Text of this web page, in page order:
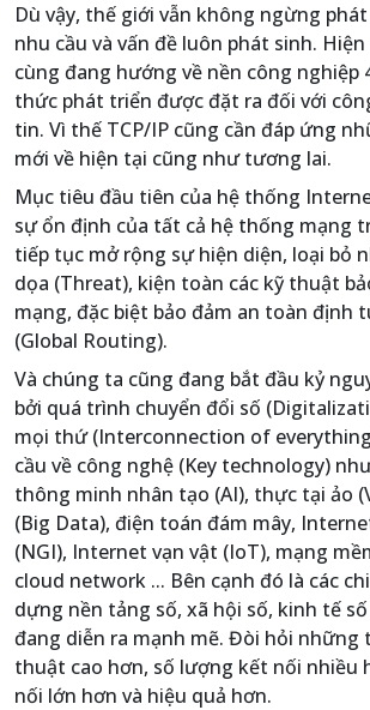
Dù vậy, thế giới vẫn không ngừng
nhu cầu và vấn đề luôn phát sinh.
cùng đang hướng về nền công nghiệp
thức phát triển được đặt ra đối với
tin. Vì thế TCP/IP cũng cần đáp ứng
mới về hiện tại cũng như tương lai.
Mục tiêu đầu tiên của hệ thống
sự ổn định của tất cả hệ thống mạng
tiếp tục mở rộng sự hiện diện, loại bỏ
dọa (Threat), kiện toàn các kỹ thuật
mạng, đặc biệt bảo đảm an toàn định
(Global Routing).
Và chúng ta cũng đang bắt đầu kỷ
bởi quá trình chuyển đổi số
mọi thứ (Interconnection of
cầu về công nghệ (Key technology)
thông minh nhân tạo (AI), thực tại ảo
(Big Data), điện toán đám mây,
(NGI), Internet vạn vật (IoT), mạng
cloud network ... Bên cạnh đó là các
dựng nền tảng số, xã hội số, kinh tế
đang diễn ra mạnh mẽ. Đòi hỏi những
thuật cao hơn, số lượng kết nối nhiều
nối lớn hơn và hiệu quả hơn.